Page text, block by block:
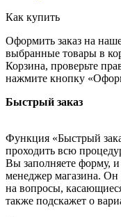
Как купить
Оформить заказ на
выбранные товары в
Корзина, проверьте
нажмите кнопку
Быстрый заказ
Функция «Быстрый
проходить всю
Вы заполняете форму, и
менеджер магазина. Он
на вопросы,
также подскажет о